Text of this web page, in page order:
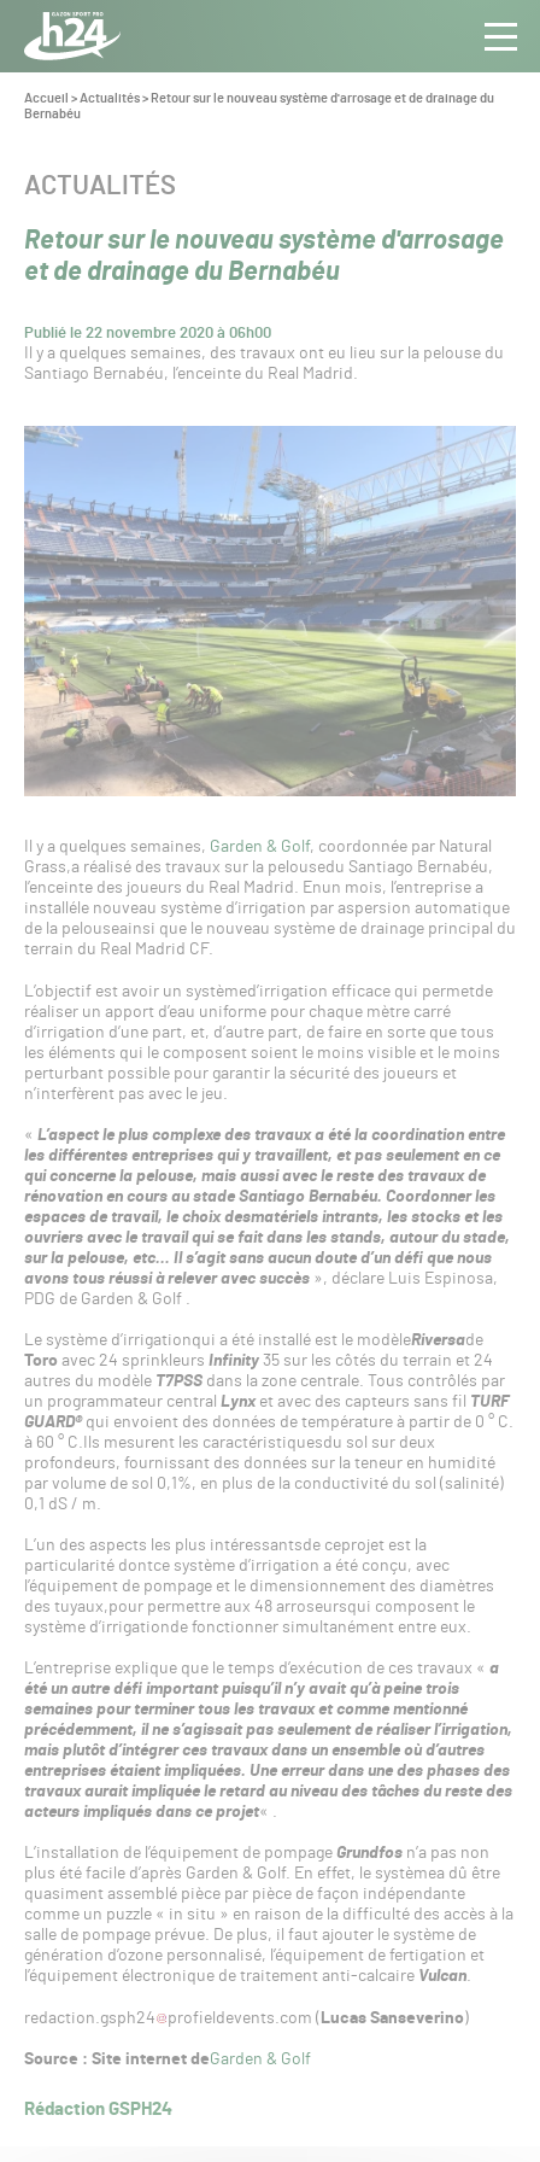
Panneau de gestion des cookies
Aller au contenu
Toute
l’info
du Gazon
Vous
êtes
Accueil >Actualités> Retour sur le nouveau système d'arrosage et de drainage du
Bernabéu
Retour sur le nouveau système d'arrosage
et de drainage du Bernabéu
Publié le 22 novembre 2020 à 06h00
CATÉGORIE :
ACTUALITÉS
Il y a quelques semaines, des travaux ont eu lieu sur la pelouse du
Santiago Bernabéu, l’enceinte du Real Madrid.
Il y a quelques semaines, Garden & Golf, coordonnée par Natural
Grass,a réalisé des travaux sur la pelousedu Santiago Bernabéu,
l’enceinte des joueurs du Real Madrid. Enun mois, l’entreprise a
installéle nouveau système d’irrigation par aspersion automatique
de la pelouseainsi que le nouveau système de drainage principal du
terrain du Real Madrid CF.
L’objectif est avoir un systèmed’irrigation efficace qui permetde
réaliser un apport d’eau uniforme pour chaque mètre carré
d’irrigation d’une part, et, d’autre part, de faire en sorte que tous
les éléments qui le composent soient le moins visible et le moins
perturbant possible pour garantir la sécurité des joueurs et
n’interfèrent pas avec le jeu.
« L’aspect le plus complexe des travaux a été la coordination entre
les différentes entreprises qui y travaillent, et pas seulement en ce
qui concerne la pelouse, mais aussi avec le reste des travaux de
rénovation en cours au stade Santiago Bernabéu. Coordonner les
espaces de travail, le choix desmatériels intrants, les stocks et les
ouvriers avec le travail qui se fait dans les stands, autour du stade,
sur la pelouse, etc… Il s’agit sans aucun doute d’un défi que nous
avons tous réussi à relever avec succès», déclare Luis Espinosa,
PDG de Garden & Golf .
Le système d’irrigationqui a été installé est le modèleRiversade
Toro avec 24 sprinkleurs Infinity35 sur les côtés du terrain et 24
autres du modèle T7PSSdans la zone centrale. Tous contrôlés par
un programmateur central Lynxet avec des capteurs sans fil TURF
GUARD®qui envoient des données de température à partir de 0 ° C.
à 60 ° C.Ils mesurent les caractéristiquesdu sol sur deux
profondeurs, fournissant des données sur la teneur en humidité
par volume de sol 0,1%, en plus de la conductivité du sol (salinité)
0,1 dS / m.
L’un des aspects les plus intéressantsde ceprojet est la
particularité dontce système d’irrigation a été conçu, avec
l’équipement de pompage et le dimensionnement des diamètres
des tuyaux,pour permettre aux 48 arroseursqui composent le
système d’irrigationde fonctionner simultanément entre eux.
L’entreprise explique que le temps d’exécution de ces travaux « a
été un autre défi important puisqu’il n’y avait qu’à peine trois
semaines pour terminer tous les travaux et comme mentionné
précédemment, il ne s’agissait pas seulement de réaliser l’irrigation,
mais plutôt d’intégrer ces travaux dans un ensemble où d’autres
entreprises étaient impliquées. Une erreur dans une des phases des
travaux aurait impliquée le retard au niveau des tâches du reste des
acteurs impliqués dans ce projet« .
L’installation de l’équipement de pompage Grundfosn’a pas non
plus été facile d’après Garden & Golf. En effet, le systèmea dû être
quasiment assemblé pièce par pièce de façon indépendante
comme un puzzle « in situ » en raison de la difficulté des accès à la
salle de pompage prévue. De plus, il faut ajouter le système de
génération d’ozone personnalisé, l’équipement de fertigation et
l’équipement électronique de traitement anti-calcaire Vulcan.
redaction.gsph24 profieldevents.com ( Lucas Sanseverino)
Source : Site internet deGarden & Golf
Rédaction GSPH24